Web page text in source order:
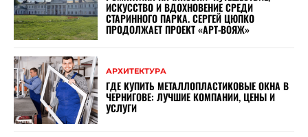
ИСКУССТВО И ВДОХНОВЕНИЕ СРЕДИ
СТАРИННОГО ПАРКА. СЕРГЕЙ ЦЮПКО
ПРОДОЛЖАЕТ ПРОЕКТ «АРТ-ВОЯЖ»
АРХИТЕКТУРА
ГДЕ КУПИТЬ МЕТАЛЛОПЛАСТИКОВЫЕ ОКНА В
ЧЕРНИГОВЕ: ЛУЧШИЕ КОМПАНИИ, ЦЕНЫ И
УСЛУГИ